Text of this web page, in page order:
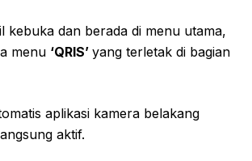
kebuka dan berada di menu utama,
menu ‘QRIS’ yang terletak di bagian
aplikasi kamera belakang
aktif.